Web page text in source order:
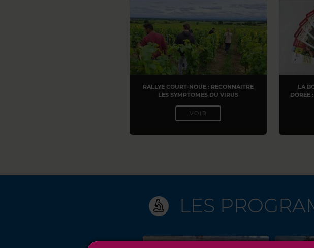
RALLYE COURT-NOUE : RECONNAITRE
LES SYMPTOMES DU VIRUS
VOIR
LA
DOREE
LES